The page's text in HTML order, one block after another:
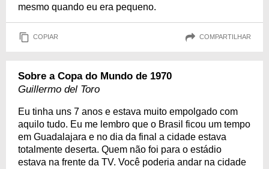
mesmo quando eu era pequeno.
COPIAR COMPARTILHAR
Sobre a Copa do Mundo de 1970
Guillermo del Toro
Eu tinha uns 7 anos e estava muito empolgado com
aquilo tudo. Eu me lembro que o Brasil ficou um tempo
em Guadalajara e no dia da final a cidade estava
totalmente deserta. Quem não foi para o estádio
estava na frente da TV. Você poderia andar na cidade